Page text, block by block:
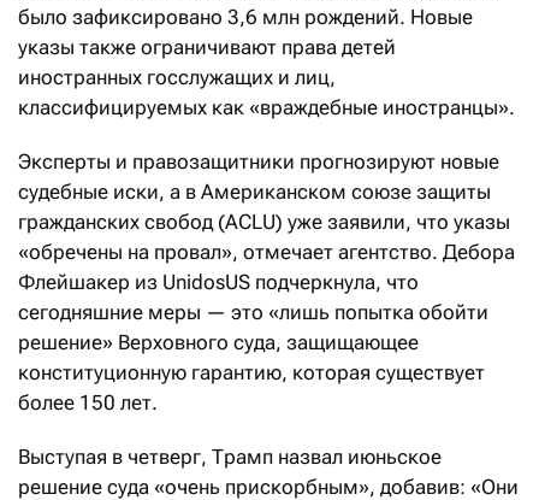
было зафиксировано 3,6 млн рождений. Новые
указы также ограничивают права детей
иностранных госслужащих и лиц,
классифицируемых как «враждебные иностранцы».
Эксперты и правозащитники прогнозируют новые
судебные иски, а в Американском союзе защиты
гражданских свобод (ACLU) уже заявили, что указы
«обречены на провал», отмечает агентство. Дебора
Флейшакер из UnidosUS подчеркнула, что
сегодняшние меры — это «лишь попытка обойти
решение» Верховного суда, защищающее
конституционную гарантию, которая существует
более 150 лет.
Выступая в четверг, Трамп назвал июньское
решение суда «очень прискорбным», добавив: «Они